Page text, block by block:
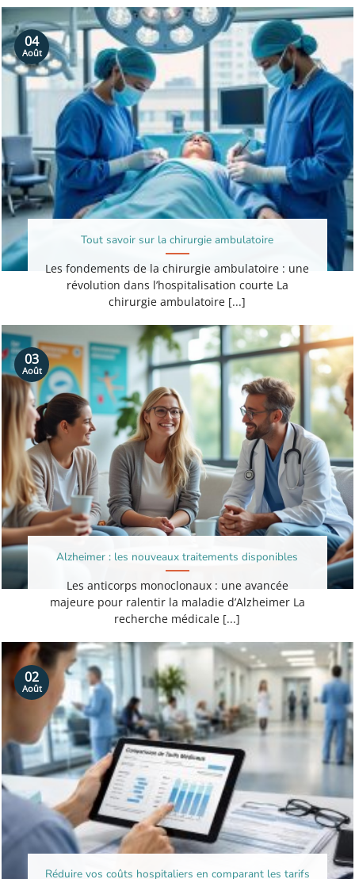
Tout savoir sur la chirurgie ambulatoire
Les fondements de la chirurgie ambulatoire : une
révolution dans l’hospitalisation courte La
chirurgie ambulatoire [...]
04
Août
Alzheimer : les nouveaux traitements disponibles
Les anticorps monoclonaux : une avancée
majeure pour ralentir la maladie d’Alzheimer La
recherche médicale [...]
03
Août
Réduire vos coûts hospitaliers en comparant les tarifs
02
Août